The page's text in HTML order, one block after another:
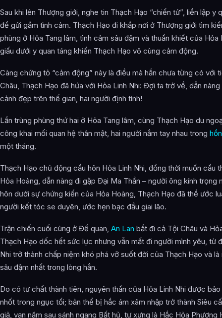
Thần hồn trở về vị trí
Trên đường thượng thương tương tùy
Nhân vật địa vị
Tình cảm trải qua
Ảnh đẹp về Hỏa Linh Nhi
Bài Viết Liên Quan
Câu Hỏi Thường Gặp
Hỏa Linh Nhi là ai?
Cảnh giới tu luyện của Hỏa Linh Nhi như thế nào?
Hỏa Linh Nhi xuất hiện trong tác phẩm nào?
Các mối quan hệ quan trọng của Hỏa Linh Nhi là gì?
Thông tin về Hỏa Linh Nhi được tổng hợp từ đâu?
Sau khi lên Thượng giới, nghe tin Thạch Hạo “chiến tử”, liền lập y
để gửi gắm tình cảm. Thạch Hạo đi khắp nơi ở Thượng giới tìm
phùng ở Hỏa Tang lâm, tình cảm sâu đậm và thuần khiết của Hỏa
giấu dưới y quan táng khiến Thạch Hạo vô cùng cảm động.
Càng chứng tỏ “cảm động” này là điều mà hắn chưa từng có với
Châu, Thạch Hạo đã hứa với Hỏa Linh Nhi: Đợi ta trở về, dẫn
cảnh đẹp trên thế gian, hai người định tình!
Lần trùng phùng thứ hai ở Hỏa Tang lâm, cùng Thạch Hạo du
công khai mối quan hệ thân mật, hai người nắm tay nhau trong
một tháng.
Thạch Hạo chủ động cầu hôn Hỏa Linh Nhi, đồng thời muốn cầu
Hỏa Hoàng, dẫn nàng đi gặp Đại Ma Thần – người ông kính trọng
hôn dưới sự chứng kiến của Hỏa Hoàng, Thạch Hạo đã thề ước
người kết tóc se duyên, ước hẹn bạc đầu giai lão.
Trận chiến cuối cùng ở Đế quan, An Lan bắt đi cả Tội Châu và
Thạch Hạo dốc hết sức lực nhưng vẫn mất đi người mình yêu, từ
Nhi trở thành chấp niệm khó phá vỡ suốt đời của Thạch Hạo và là
sâu đậm nhất trong lòng hắn.
Do có tư chất thành tiên, nguyên thần của Hỏa Linh Nhi được
nhốt trong ngục tối; bản thể bị hắc ám xâm nhập trở thành Siêu
giả, vạn năm sau sánh ngang Bất hủ, tự xưng là Hắc Hỏa Phượng